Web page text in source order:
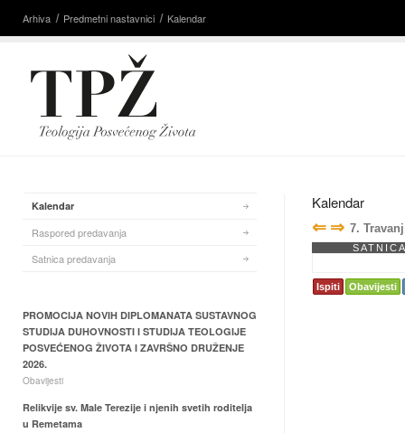
Arhiva Predmetni nastavnici Kalendar
Kalendar
⇐ ⇒ 7.
Ispiti Obavijesti
Kalendar
Raspored predavanja
Satnica predavanja
PROMOCIJA NOVIH DIPLOMANATA SUSTAVNOG
STUDIJA DUHOVNOSTI I STUDIJA TEOLOGIJE
POSVEĆENOG ŽIVOTA I ZAVRŠNO DRUŽENJE
2026.
Obavijesti
Relikvije sv. Male Terezije i njenih svetih roditelja
u Remetama